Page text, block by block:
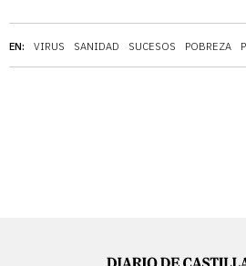
EN: VIRUS SANIDAD SUCESOS POBREZA